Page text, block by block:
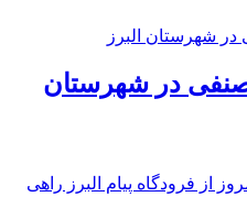
صنفی در شهرستان